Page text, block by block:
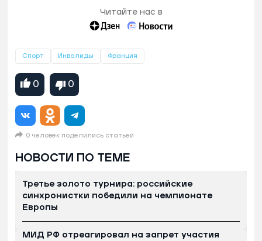
Читайте нас в
Спорт Инвалиды Франция
0 0
0 человек поделились статьей
НОВОСТИ ПО ТЕМЕ
Третье золото турнира: российские
синхронистки победили на чемпионате
Европы
МИД РФ отреагировал на запрет участия